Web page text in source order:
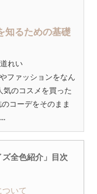
知るための基礎
れい
ファッションをなん
気のコスメを買った
コーデをそのまま
ズ全色紹介」目次
いて